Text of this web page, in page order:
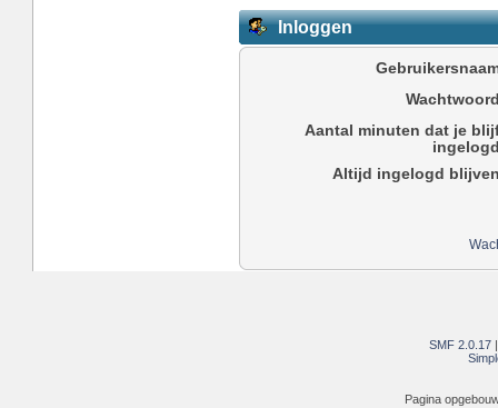
Inloggen
Aantal minuten dat je
Altijd ingelogd
SMF 2.0.17
Pagina